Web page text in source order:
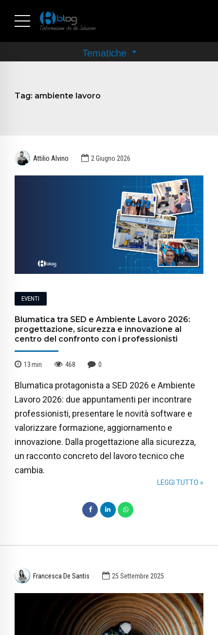
Tag: ambiente lavoro
Attilio Alvino 2 Giugno 2026
EVENTI
Blumatica tra SED e Ambiente Lavoro 2026:
progettazione, sicurezza e innovazione al
centro del confronto con i professionisti
13min 468 0
Blumatica protagonista a SED 2026 e Ambiente
Lavoro 2026: due appuntamenti per incontrare
professionisti, presentare le novità software e
valorizzare formazione, aggiornamento e
innovazione. Dalla progettazione alla sicurezza,
un racconto concreto del lavoro tecnico che
cambia.
LEGGI TUTTO »
Francesca De Santis 25 Settembre 2025